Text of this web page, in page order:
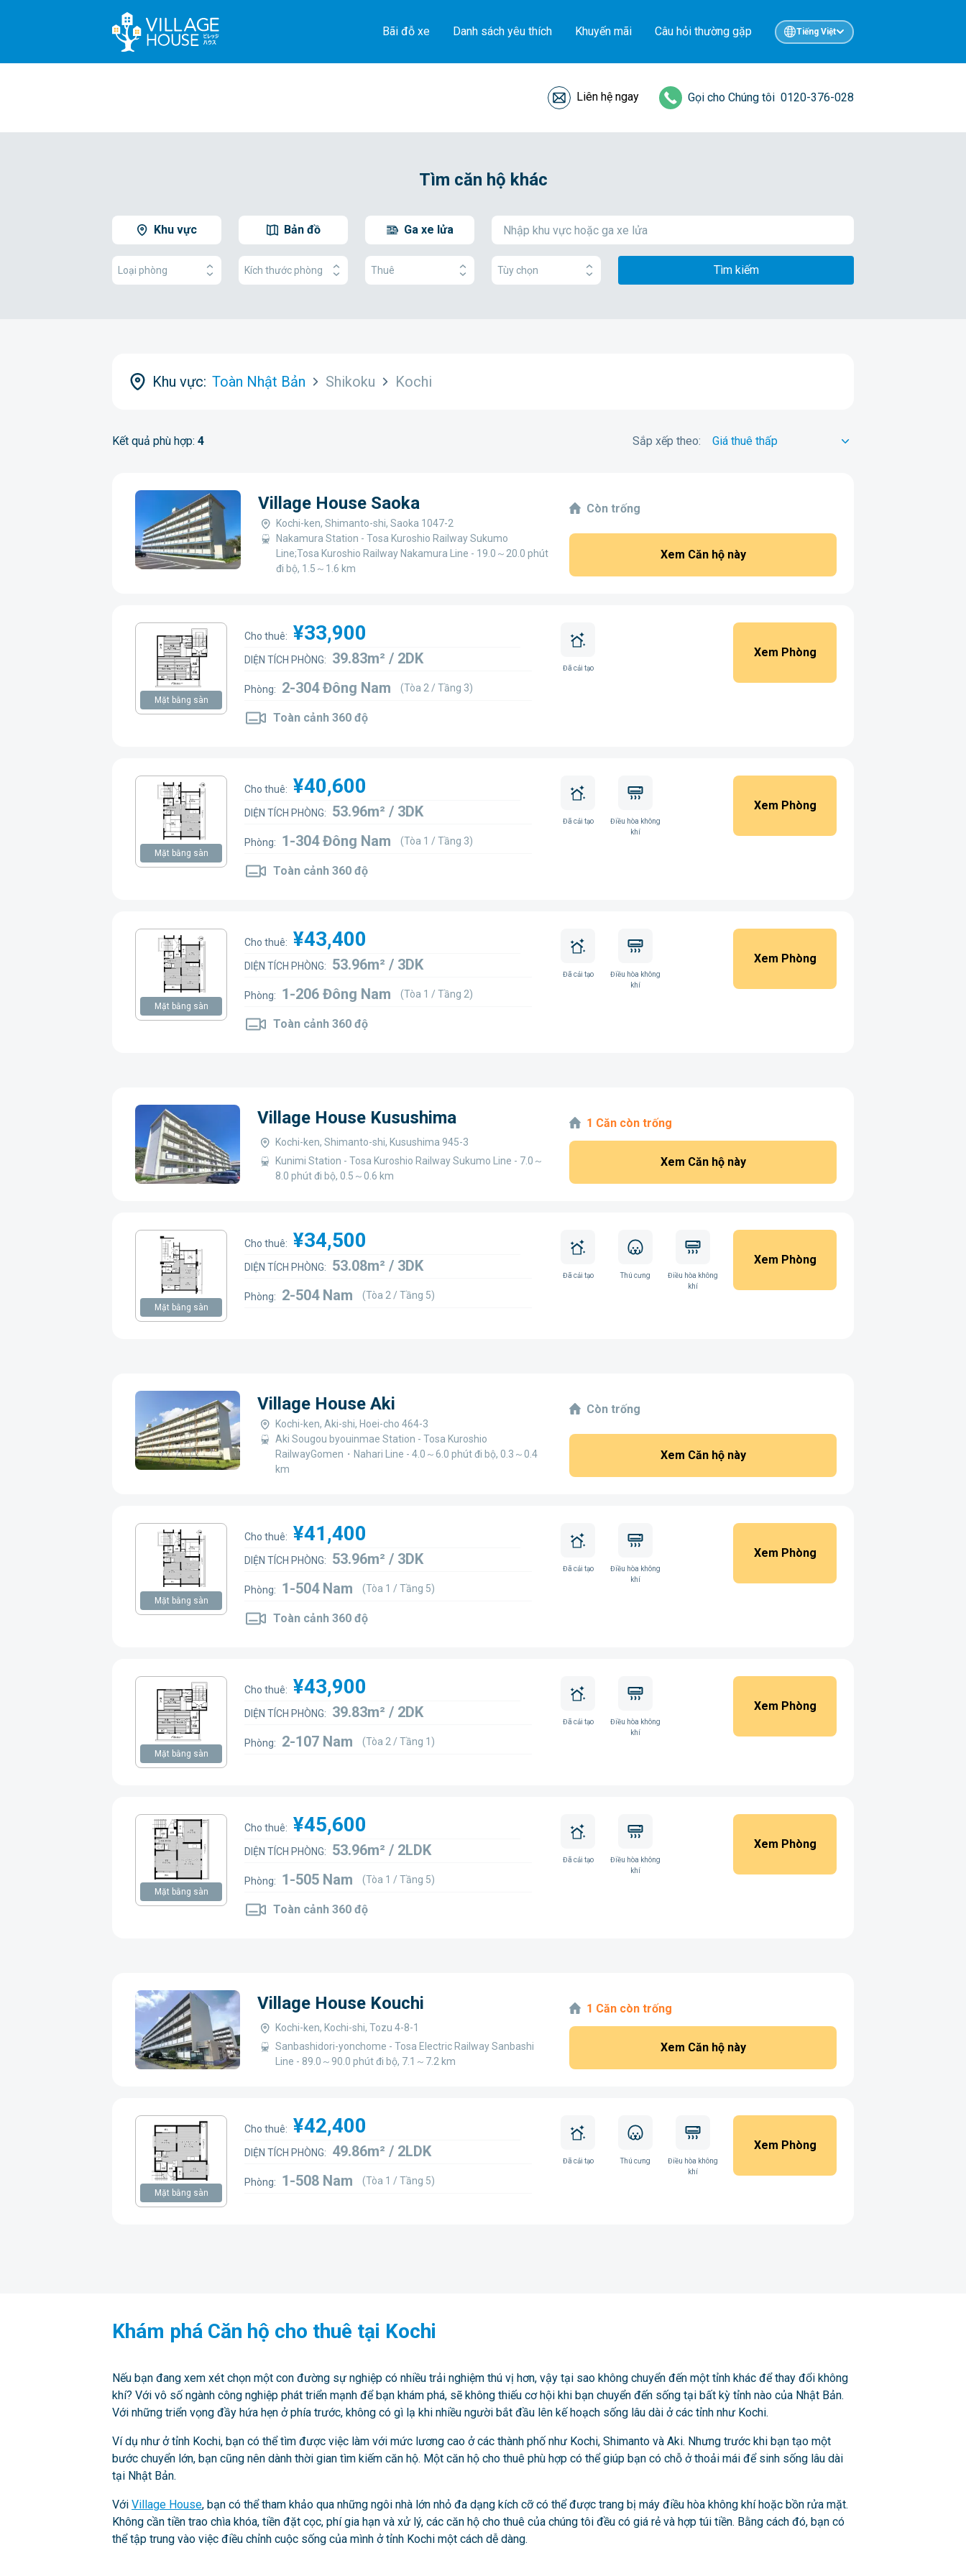
Bãi đỗ xe Danh sách yêu thích Khuyến mãi Câu hỏi thường gặp Tiếng Việt
Liên hệ ngay Gọi cho Chúng tôi 0120-376-028
Tìm căn hộ khác
Khu vực Bản đồ Ga xe lửa
Loại phòng Kích thước phòng Thuê Tùy chọn Tìm kiếm
Khu vực: Toàn Nhật Bản Shikoku Kochi
Kết quả phù hợp: 4 Sắp xếp theo:
Village House Saoka
Kochi-ken, Shimanto-shi, Saoka 1047-2
Nakamura Station - Tosa Kuroshio Railway Sukumo
Line;Tosa Kuroshio Railway Nakamura Line - 19.0～20.0 phút
đi bộ, 1.5～1.6 km
Còn trống
Xem Căn hộ này
Mặt bằng sàn
Cho thuê: ¥33,900
DIỆN TÍCH PHÒNG: 39.83m² / 2DK
Phòng: 2-304 Đông Nam (Tòa 2 / Tầng 3)
Toàn cảnh 360 độ
Đã cải tạo
Xem Phòng
Mặt bằng sàn
Cho thuê: ¥40,600
DIỆN TÍCH PHÒNG: 53.96m² / 3DK
Phòng: 1-304 Đông Nam (Tòa 1 / Tầng 3)
Toàn cảnh 360 độ
Đã cải tạo
Điều hòa không
khí
Xem Phòng
Mặt bằng sàn
Cho thuê: ¥43,400
DIỆN TÍCH PHÒNG: 53.96m² / 3DK
Phòng: 1-206 Đông Nam (Tòa 1 / Tầng 2)
Toàn cảnh 360 độ
Đã cải tạo
Điều hòa không
khí
Xem Phòng
Village House Kusushima
Kochi-ken, Shimanto-shi, Kusushima 945-3
Kunimi Station - Tosa Kuroshio Railway Sukumo Line - 7.0～
8.0 phút đi bộ, 0.5～0.6 km
1 Căn còn trống
Xem Căn hộ này
Mặt bằng sàn
Cho thuê: ¥34,500
DIỆN TÍCH PHÒNG: 53.08m² / 3DK
Phòng: 2-504 Nam (Tòa 2 / Tầng 5)
Đã cải tạo Thú cưng
Điều hòa không
khí
Xem Phòng
Village House Aki
Kochi-ken, Aki-shi, Hoei-cho 464-3
Aki Sougou byouinmae Station - Tosa Kuroshio
RailwayGomen・Nahari Line - 4.0～6.0 phút đi bộ, 0.3～0.4
km
Còn trống
Xem Căn hộ này
Mặt bằng sàn
Cho thuê: ¥41,400
DIỆN TÍCH PHÒNG: 53.96m² / 3DK
Phòng: 1-504 Nam (Tòa 1 / Tầng 5)
Toàn cảnh 360 độ
Đã cải tạo
Điều hòa không
khí
Xem Phòng
Mặt bằng sàn
Cho thuê: ¥43,900
DIỆN TÍCH PHÒNG: 39.83m² / 2DK
Phòng: 2-107 Nam (Tòa 2 / Tầng 1)
Đã cải tạo
Điều hòa không
khí
Xem Phòng
Mặt bằng sàn
Cho thuê: ¥45,600
DIỆN TÍCH PHÒNG: 53.96m² / 2LDK
Phòng: 1-505 Nam (Tòa 1 / Tầng 5)
Toàn cảnh 360 độ
Đã cải tạo
Điều hòa không
khí
Xem Phòng
Village House Kouchi
Kochi-ken, Kochi-shi, Tozu 4-8-1
Sanbashidori-yonchome - Tosa Electric Railway Sanbashi
Line - 89.0～90.0 phút đi bộ, 7.1～7.2 km
1 Căn còn trống
Xem Căn hộ này
Mặt bằng sàn
Cho thuê: ¥42,400
DIỆN TÍCH PHÒNG: 49.86m² / 2LDK
Phòng: 1-508 Nam (Tòa 1 / Tầng 5)
Đã cải tạo Thú cưng
Điều hòa không
khí
Xem Phòng
Khám phá Căn hộ cho thuê tại Kochi
Nếu bạn đang xem xét chọn một con đường sự nghiệp có nhiều trải nghiệm thú vị hơn, vậy tại sao không chuyển đến một tỉnh khác để thay đổi không
khí? Với vô số ngành công nghiệp phát triển mạnh để bạn khám phá, sẽ không thiếu cơ hội khi bạn chuyển đến sống tại bất kỳ tỉnh nào của Nhật Bản.
Với những triển vọng đầy hứa hẹn ở phía trước, không có gì lạ khi nhiều người bắt đầu lên kế hoạch sống lâu dài ở các tỉnh như Kochi.
Ví dụ như ở tỉnh Kochi, bạn có thể tìm được việc làm với mức lương cao ở các thành phố như Kochi, Shimanto và Aki. Nhưng trước khi bạn tạo một
bước chuyển lớn, bạn cũng nên dành thời gian tìm kiếm căn hộ. Một căn hộ cho thuê phù hợp có thể giúp bạn có chỗ ở thoải mái để sinh sống lâu dài
tại Nhật Bản.
Với Village House, bạn có thể tham khảo qua những ngôi nhà lớn nhỏ đa dạng kích cỡ có thể được trang bị máy điều hòa không khí hoặc bồn rửa mặt.
Không cần tiền trao chìa khóa, tiền đặt cọc, phí gia hạn và xử lý, các căn hộ cho thuê của chúng tôi đều có giá rẻ và hợp túi tiền. Bằng cách đó, bạn có
thể tập trung vào việc điều chỉnh cuộc sống của mình ở tỉnh Kochi một cách dễ dàng.